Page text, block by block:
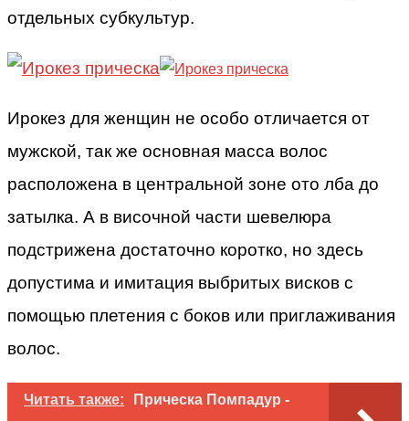
отдельных субкультур.
Ирокез для женщин не особо отличается от
мужской, так же основная масса волос
расположена в центральной зоне ото лба до
затылка. А в височной части шевелюра
подстрижена достаточно коротко, но здесь
допустима и имитация выбритых висков с
помощью плетения с боков или приглаживания
волос.
Читать также: Прическа Помпадур -